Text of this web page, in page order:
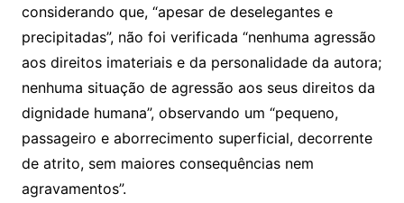
considerando que, “apesar de deselegantes e
precipitadas”, não foi verificada “nenhuma agressão
aos direitos imateriais e da personalidade da autora;
nenhuma situação de agressão aos seus direitos da
dignidade humana”, observando um “pequeno,
passageiro e aborrecimento superficial, decorrente
de atrito, sem maiores consequências nem
agravamentos”.